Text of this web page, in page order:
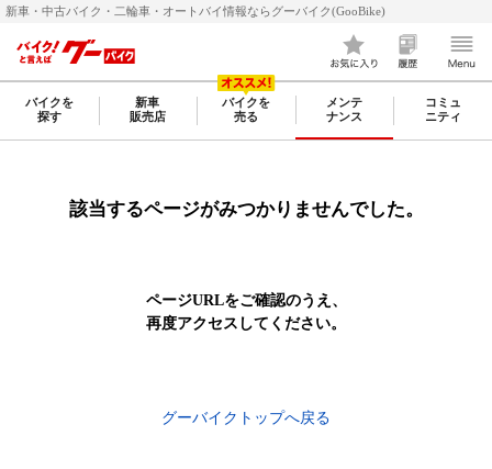
新車・中古バイク・二輪車・オートバイ情報ならグーバイク(GooBike)
バイクを
探す
新車
販売店
バイクを
売る
メンテ
ナンス
コミュ
ニティ
該当するページがみつかりませんでした。
ページURLをご確認のうえ、
再度アクセスしてください。
グーバイクトップへ戻る